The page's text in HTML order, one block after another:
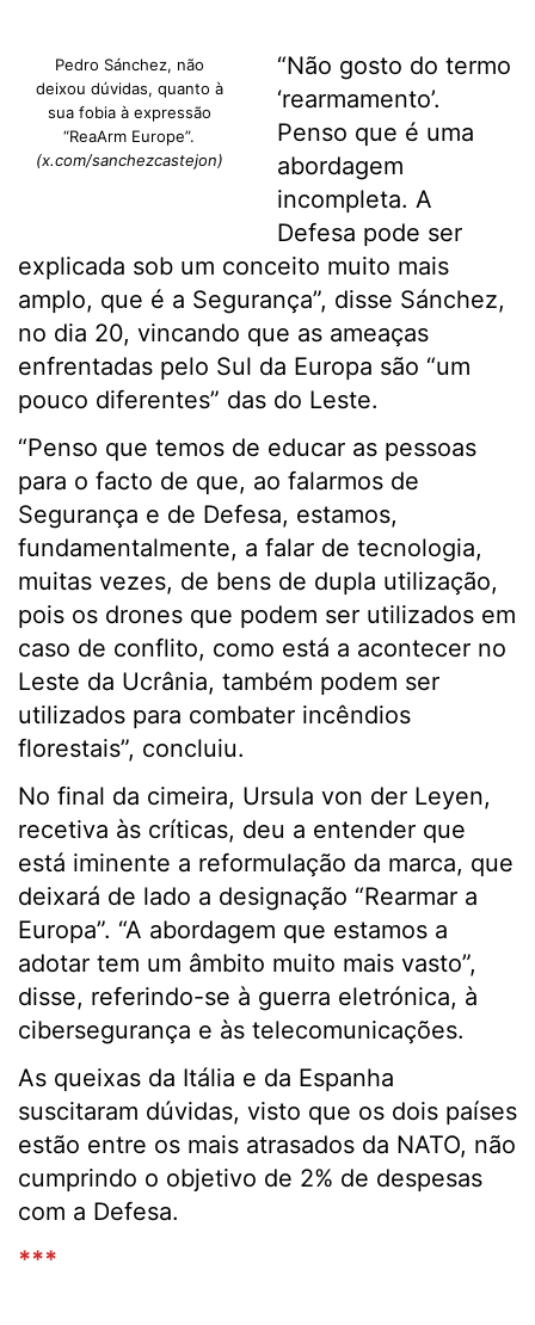
Pedro Sánchez, não
deixou dúvidas, quanto à
sua fobia à expressão
“ReaArm Europe”.
(x.com/sanchezcastejon)
“Não gosto do termo
‘rearmamento’.
Penso que é uma
abordagem
incompleta. A
Defesa pode ser
explicada sob um conceito muito mais
amplo, que é a Segurança”, disse Sánchez,
no dia 20, vincando que as ameaças
enfrentadas pelo Sul da Europa são “um
pouco diferentes” das do Leste.
“Penso que temos de educar as pessoas
para o facto de que, ao falarmos de
Segurança e de Defesa, estamos,
fundamentalmente, a falar de tecnologia,
muitas vezes, de bens de dupla utilização,
pois os drones que podem ser utilizados em
caso de conflito, como está a acontecer no
Leste da Ucrânia, também podem ser
utilizados para combater incêndios
florestais”, concluiu.
No final da cimeira, Ursula von der Leyen,
recetiva às críticas, deu a entender que
está iminente a reformulação da marca, que
deixará de lado a designação “Rearmar a
Europa”. “A abordagem que estamos a
adotar tem um âmbito muito mais vasto”,
disse, referindo-se à guerra eletrónica, à
cibersegurança e às telecomunicações.
As queixas da Itália e da Espanha
suscitaram dúvidas, visto que os dois países
estão entre os mais atrasados da NATO, não
cumprindo o objetivo de 2% de despesas
com a Defesa.
***